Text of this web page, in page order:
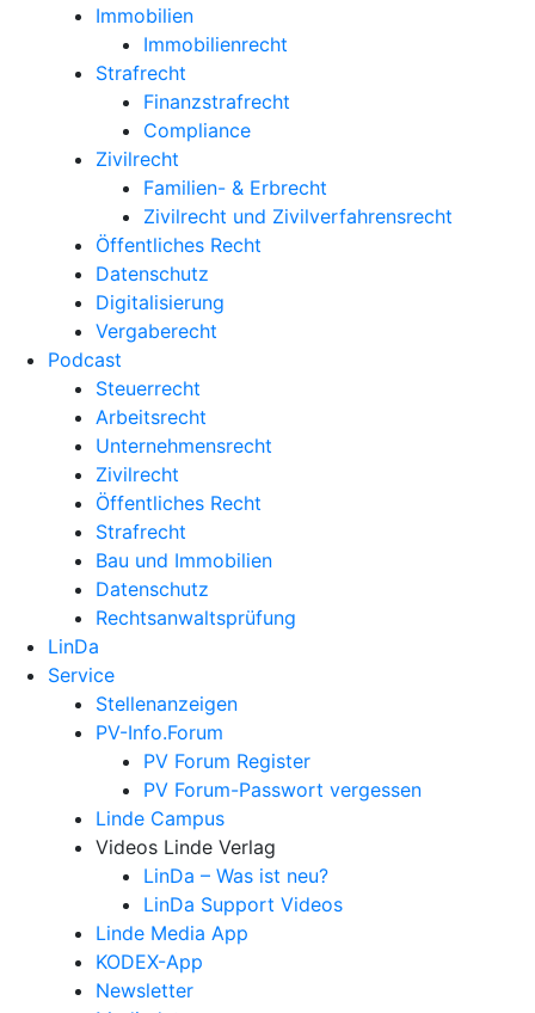
Immobilien
Immobilienrecht
Strafrecht
Finanzstrafrecht
Compliance
Zivilrecht
Familien- & Erbrecht
Zivilrecht und Zivilverfahrensrecht
Öffentliches Recht
Datenschutz
Digitalisierung
Vergaberecht
Podcast
Steuerrecht
Arbeitsrecht
Unternehmens­recht
Zivilrecht
Öffentliches Recht
Strafrecht
Bau und Immobilien
Datenschutz
Rechtsanwalts­prüfung
LinDa
Service
Stellenanzeigen
PV-Info.Forum
PV Forum Register
PV Forum-Passwort vergessen
Linde Campus
Videos Linde Verlag
LinDa – Was ist neu?
LinDa Support Videos
Linde Media App
KODEX-App
Newsletter